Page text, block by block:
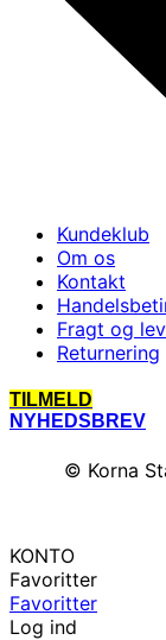
Kundeklub
Om os
Kontakt
Fragt og
Returnering
TILMELD
NYHEDSBREV
© Korna
KONTO
Favoritter
Favoritter
Log ind